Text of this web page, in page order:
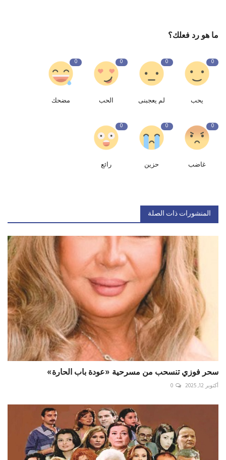
ما هو رد فعلك؟
0
يحب
0
لم يعجبنى
0
الحب
0
مضحك
0
غاضب
0
حزين
0
رائع
المنشورات ذات الصلة
سحر فوزي تنسحب من مسرحية «عودة باب الحارة»
أكتوبر 12, 2025 0